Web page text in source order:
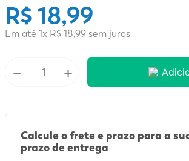
R$ 18,99
Em até 1x R$18,99 sem juros
－ +
Calcule o frete e prazo para a
prazo de entrega